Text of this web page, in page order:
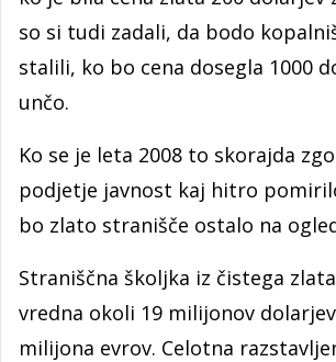
so si tudi zadali, da bodo
stalili, ko bo cena dosegla 1000
unčo.
Ko se je leta 2008 to skorajda
podjetje javnost kaj hitro
bo zlato stranišče ostalo na
Straniščna školjka iz čistega
vredna okoli 19 milijonov
milijona evrov. Celotna